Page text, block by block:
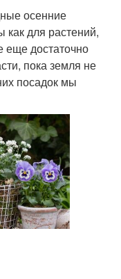
осенние
как для растений,
еще достаточно
пока земля не
посадок мы